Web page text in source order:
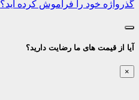
گذرواژه خود را فراموش کرده اید؟
آیا از قیمت های ما رضایت دارید؟
×